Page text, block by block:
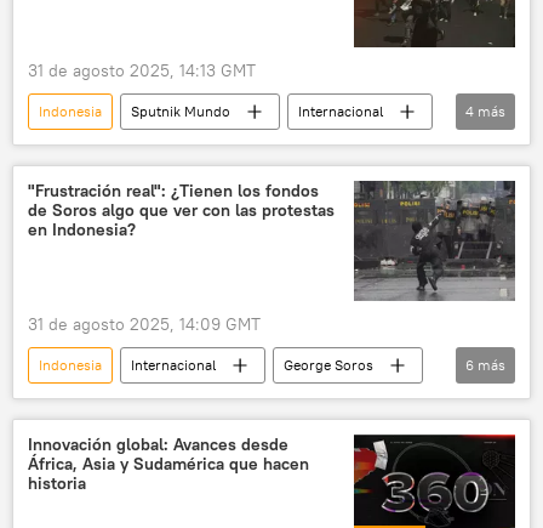
31 de agosto 2025, 14:13 GMT
Indonesia Sputnik Mundo
Internacional
política
🌏 Asia
protestas
💬 Opinión y Análisis
4 más
"Frustración real": ¿Tienen los fondos
de Soros algo que ver con las protestas
en Indonesia?
31 de agosto 2025, 14:09 GMT
Indonesia Internacional
George Soros
seguridad
política
💬 Opinión y Análisis
🌏 Asia
protestas
sociedad
6 más
Innovación global: Avances desde
África, Asia y Sudamérica que hacen
historia